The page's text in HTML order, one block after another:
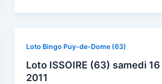
Loto Bingo Puy-de-Dome (63)
Loto ISSOIRE (63) samedi
2011